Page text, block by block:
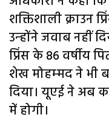
शक्तिशाली क्राउन
उन्‍होंने जवाब नहीं
प्रिंस के 86 वर्षीय
शेख मोहम्‍मद ने भी
दिया। यूएई ने अब
में होगी।